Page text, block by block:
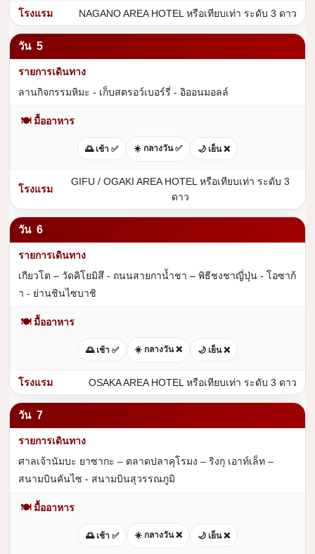
NAGANO AREA HOTEL หรือเทียบเท่า ระดับ 3 ดาว
5
ลานกิจกรรมหิมะ - เก็บสตรอว์เบอร์รี่ - อิออนมอลล์
🍽 มื้ออาหาร
🌅 เช้า ✅ ☀️ กลางวัน ✅ 🌙 เย็น ❌
GIFU / OGAKI AREA HOTEL หรือเทียบเท่า ระดับ 3
ดาว
6
เกียวโต – วัดคิโยมิสึ - ถนนสายกาน้ำชา – พิธีชงชาญี่ปุ่น - โอซาก้
า - ย่านชินไซบาชิ
🍽 มื้ออาหาร
🌅 เช้า ✅ ☀️ กลางวัน ❌ 🌙 เย็น ❌
OSAKA AREA HOTEL หรือเทียบเท่า ระดับ 3 ดาว
7
ศาลเจ้านัมบะ ยาซากะ – ตลาดปลาคุโรมง – ริงกุ เอาท์เล็ท –
สนามบินคันไซ - สนามบินสุวรรณภูมิ
🍽 มื้ออาหาร
🌅 เช้า ✅ ☀️ กลางวัน ❌ 🌙 เย็น ❌